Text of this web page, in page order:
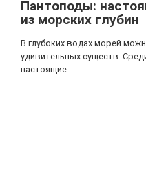
Пантоподы:
из морских глубин
В глубоких водах морей
удивительных существ.
настоящие